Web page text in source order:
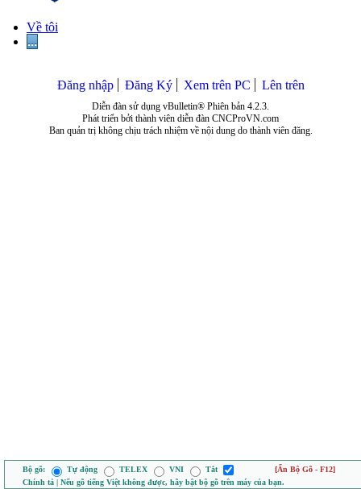
Về tôi
...
Đăng nhập Đăng Ký Xem trên PC Lên trên
Diễn đàn sử dụng vBulletin® Phiên bản 4.2.3.
Phát triển bởi thành viên diễn đàn CNCProVN.com
Ban quản trị không chịu trách nhiệm về nội dung do thành viên đăng.
Bộ gõ: Tự động TELEX VNI Tắt
[Ẩn Bộ Gõ - F12]
Chính tả | Nếu gõ tiếng Việt không được, hãy bật bộ gõ trên máy của bạn.